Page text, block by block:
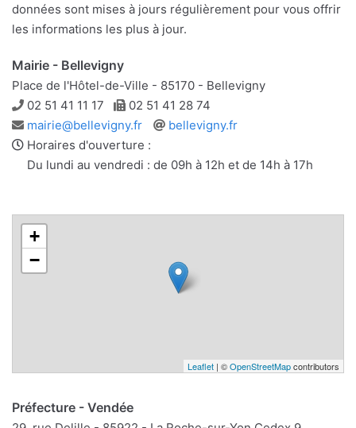
données sont mises à jours régulièrement pour vous offrir
les informations les plus à jour.
Mairie - Bellevigny
Place de l'Hôtel-de-Ville - 85170 - Bellevigny
Téléphone
02 51 41 11 17 Télécopie
02 51 41 28 74
Adresse
e-
mail
mairie@bellevigny.fr
Site
bellevigny.fr
Horaires d'ouverture :
Du lundi au vendredi : de 09h à 12h et de 14h à 17h
+
−
Leaflet | ©OpenStreetMapcontributors
Préfecture - Vendée